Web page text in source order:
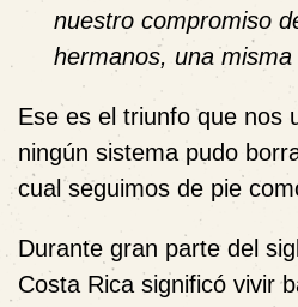
nuestro compromiso
hermanos, una misma
Ese es el triunfo que nos
ningún sistema pudo
cual seguimos de pie
Durante gran parte del
Costa Rica significó vivir